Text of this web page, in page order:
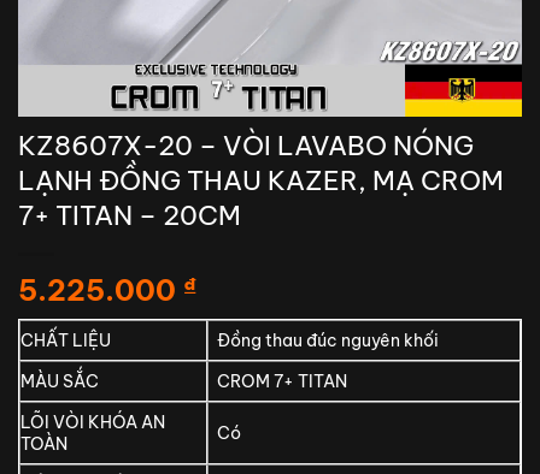
KZ8607X-20 – VÒI LAVABO NÓNG
LẠNH ĐỒNG THAU KAZER, MẠ CROM
7+ TITAN – 20CM
5.225.000 ₫
CHẤT LIỆU
Đồng thau đúc nguyên khối
MÀU SẮC
CROM 7+ TITAN
LÕI VÒI KHÓA AN
TOÀN
Có